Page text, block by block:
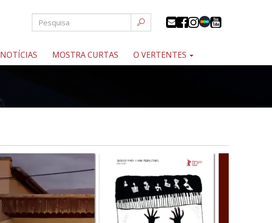
NOTÍCIAS MOSTRA CURTAS O VERTENTES